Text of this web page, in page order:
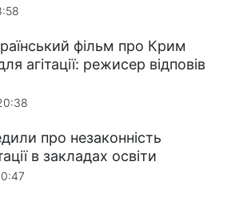
фільм про Крим
агітації: режисер відповів
про незаконність
в закладах освіти